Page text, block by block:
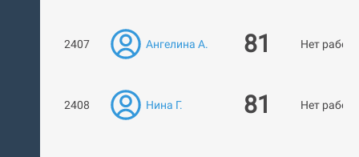
2407 Ангелина А. 81 Нет работ
2408 Нина Г. 81 Нет работ